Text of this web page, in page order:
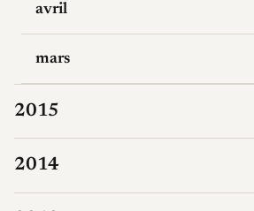
avril
mars
2015
2014